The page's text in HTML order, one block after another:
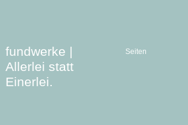
fundwerke |
Allerlei statt
Einerlei.
Seiten